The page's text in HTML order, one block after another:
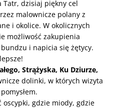
dzisiaj piękny cel
malownicze polany z
i okolice. W okolicznych
możliwość zakupienia
i napicia się żętycy.
Strążyska, Ku Dziurze,
dolinki, w których wizyta
oscypki, gdzie miody, gdzie